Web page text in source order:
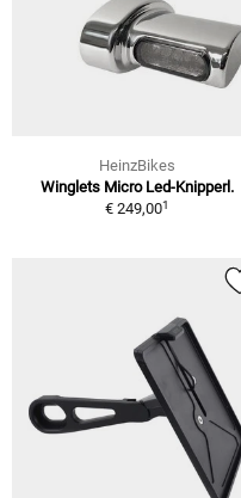
HeinzBikes
Winglets Micro Led-Knipperl.
€ 249,001